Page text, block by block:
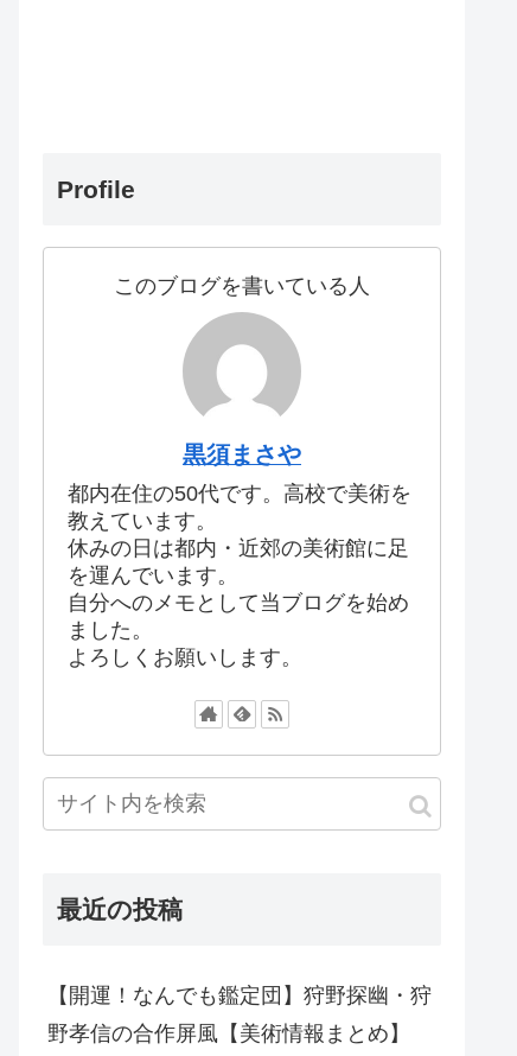
Profile
このブログを書いている人
黒須まさや
都内在住の50代です。高校で美術を
教えています。
休みの日は都内・近郊の美術館に足
を運んでいます。
自分へのメモとして当ブログを始め
ました。
よろしくお願いします。
最近の投稿
【開運！なんでも鑑定団】狩野探幽・狩
野孝信の合作屏風【美術情報まとめ】